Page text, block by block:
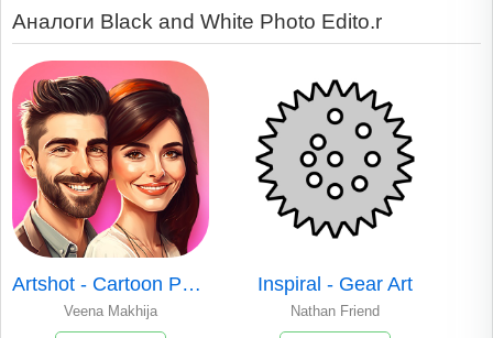
Аналоги Black and White Photo Edito.r
Artshot - Cartoon Photo Editor
Veena Makhija
Inspiral - Gear Art
Nathan Friend